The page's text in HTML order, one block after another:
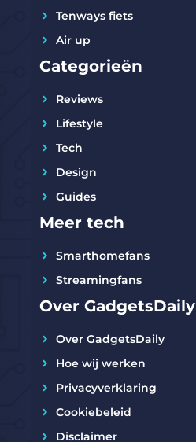
Tenways fiets
Air up
Categorieën
Reviews
Lifestyle
Tech
Design
Guides
Meer tech
Smarthomefans
Streamingfans
Over GadgetsDaily
Over GadgetsDaily
Hoe wij werken
Privacyverklaring
Cookiebeleid
Disclaimer